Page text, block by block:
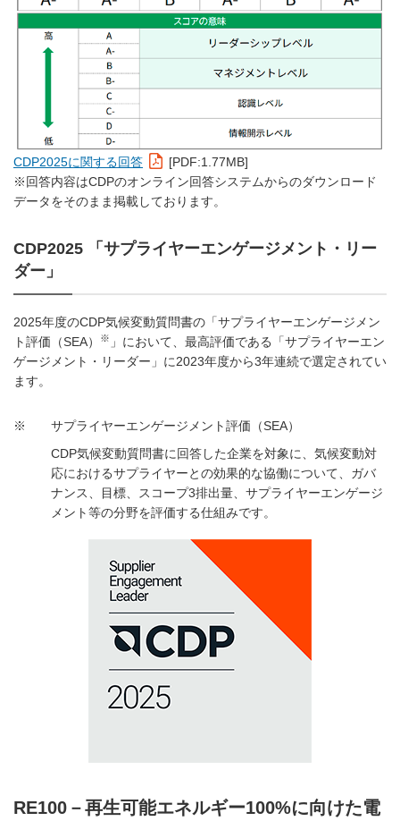
CDP2025に関する回答
[PDF:1.77MB]
※回答内容はCDPのオンライン回答システムからのダウンロード
データをそのまま掲載しております。
CDP2025 「サプライヤーエンゲージメント・リー
ダー」
2025年度のCDP気候変動質問書の「サプライヤーエンゲージメン
ト評価（SEA）
※ 」において、最高評価である「サプライヤーエン
ゲージメント・リーダー」に2023年度から3年連続で選定されてい
ます。
※
サプライヤーエンゲージメント評価（SEA）
CDP気候変動質問書に回答した企業を対象に、気候変動対
応におけるサプライヤーとの効果的な協働について、ガバ
ナンス、目標、スコープ3排出量、サプライヤーエンゲージ
メント等の分野を評価する仕組みです。
RE100－再生可能エネルギー100%に向けた電